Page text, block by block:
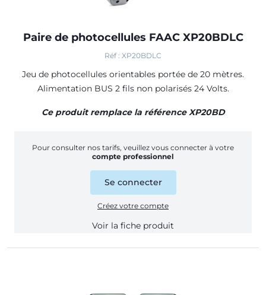
Paire de photocellules FAAC XP20BDLC
Réf : XP20BDLC
Jeu de photocellules orientables portée de 20 mètres.
Alimentation BUS 2 fils non polarisés 24 Volts.
Ce produit remplace la référence XP20BD
Pour consulter nos tarifs, veuillez vous connecter à votre
compte professionnel
Se connecter
Créez votre compte
Voir la fiche produit